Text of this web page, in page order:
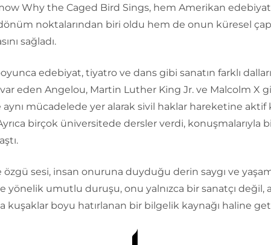
Why the Caged Bird Sings, hem Amerikan
noktalarından biri oldu hem de onun küresel
sağladı.
edebiyat, tiyatro ve dans gibi sanatın farklı
eden Angelou, Martin Luther King Jr. ve Malcolm X
aynı mücadelede yer alarak sivil haklar hareketine aktif
birçok üniversitede dersler verdi, konuşmalarıyla
özgü sesi, insan onuruna duyduğu derin saygı ve
yönelik umutlu duruşu, onu yalnızca bir sanatçı değil,
kuşaklar boyu hatırlanan bir bilgelik kaynağı haline